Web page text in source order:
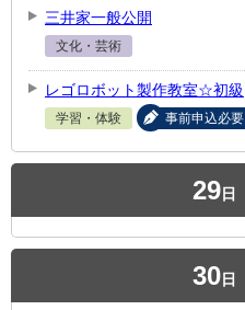
三井家一般公開
文化・芸術
レゴロボット製作教室☆初級
学習・体験 事前申込必要
29日
30日